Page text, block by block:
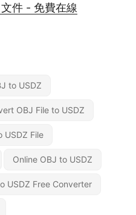
件 - 免費在線
to USDZ
OBJ File to USDZ
USDZ File
Online OBJ to USDZ
USDZ Free Converter